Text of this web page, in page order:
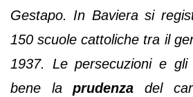
Gestapo. In Baviera si
150 scuole cattoliche tra il
1937. Le persecuzioni e gli
bene laprudenza del